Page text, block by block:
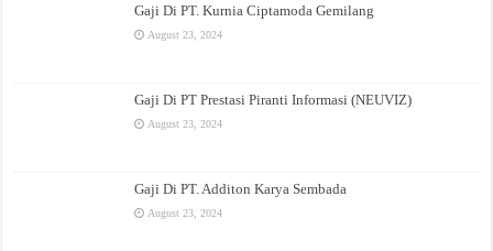
Gaji Di PT. Kurnia Ciptamoda Gemilang
August 23, 2024
Gaji Di PT Prestasi Piranti Informasi (NEUVIZ)
August 23, 2024
Gaji Di PT. Additon Karya Sembada
August 23, 2024